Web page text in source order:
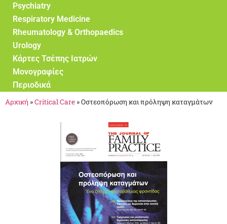
Psychiatry
Respiratory Medicine
Rheumatology & Orthopaedics
Urology
Κάρτες Τσέπης Ιατρών
Μονογραφίες
Περιοδικά
Αρχική »Critical Care »Οστεοπόρωση και πρόληψη καταγμάτων